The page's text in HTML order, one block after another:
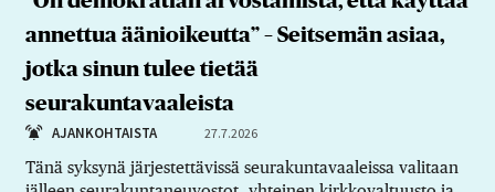
annettua äänioikeutta” – Seitsemän asiaa,
jotka sinun tulee tietää
seurakuntavaaleista
AJANKOHTAISTA 27.7.2026
Tänä syksynä järjestettävissä seurakuntavaaleissa valitaan